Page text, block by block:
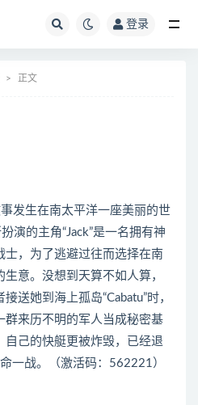
登录
正文
事发生在南太平洋一座美丽的世
演的主角“Jack”是一名拥有神
士，为了逃避过往而选择在南
意。没想到天算不如人算，
送她到海上孤岛“Cabatu”时，
群来历不明的军人当成秘密基
自己的快艇更被炸毁，已经退
一战。（激活码：562221）